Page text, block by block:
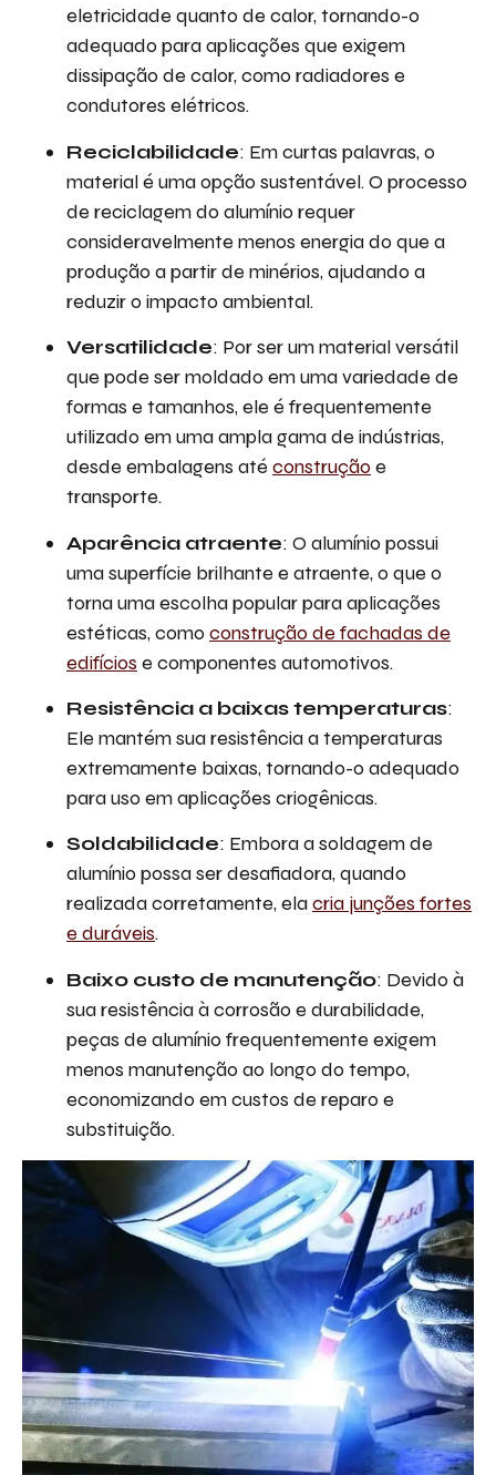
eletricidade quanto de calor, tornando-o
adequado para aplicações que exigem
dissipação de calor, como radiadores e
condutores elétricos.
Reciclabilidade: Em curtas palavras, o
material é uma opção sustentável. O processo
de reciclagem do alumínio requer
consideravelmente menos energia do que a
produção a partir de minérios, ajudando a
reduzir o impacto ambiental.
Versatilidade: Por ser um material versátil
que pode ser moldado em uma variedade de
formas e tamanhos, ele é frequentemente
utilizado em uma ampla gama de indústrias,
desde embalagens até construçãoe
transporte.
Aparência atraente: O alumínio possui
uma superfície brilhante e atraente, o que o
torna uma escolha popular para aplicações
estéticas, como construção de fachadas de
edifícios e componentes automotivos.
Resistência a baixas temperaturas:
Ele mantém sua resistência a temperaturas
extremamente baixas, tornando-o adequado
para uso em aplicações criogênicas.
Soldabilidade: Embora a soldagem de
alumínio possa ser desafiadora, quando
realizada corretamente, elacria junções fortes
e duráveis.
Baixo custo de manutenção: Devido à
sua resistência à corrosão e durabilidade,
peças de alumínio frequentemente exigem
menos manutenção ao longo do tempo,
economizando em custos de reparo e
substituição.